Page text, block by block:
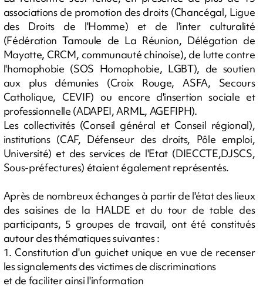
associations de promotion des droits (Chancégal, Ligue
des Droits de l'Homme) et de l'inter culturalité
(Fédération Tamoule de La Réunion, Délégation de
Mayotte, CRCM, communauté chinoise), de lutte contre
l'homophobie (SOS Homophobie, LGBT), de soutien
aux plus démunies (Croix Rouge, ASFA, Secours
Catholique, CEVIF) ou encore d'insertion sociale et
professionnelle (ADAPEI, ARML, AGEFIPH).
Les collectivités (Conseil général et Conseil régional),
institutions (CAF, Défenseur des droits, Pôle emploi,
Université) et des services de l'Etat (DIECCTE,DJSCS,
Sous-préfectures) étaient également représentés.
Après de nombreux échanges à partir de l'état des lieux
des saisines de la HALDE et du tour de table des
participants, 5 groupes de travail, ont été constitués
autour des thématiques suivantes :
1. Constitution d'un guichet unique en vue de recenser
les signalements des victimes de discriminations
et de faciliter ainsi l'information